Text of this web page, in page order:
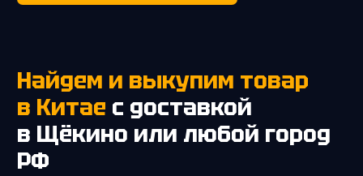
Найдем и выкупим товар
в Китае с доставкой
в Щёкино или любой город
РФ